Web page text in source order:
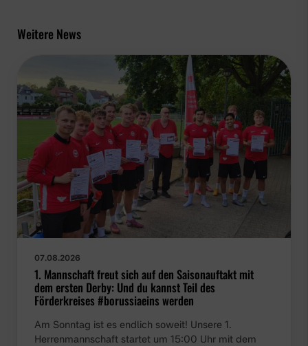
Weitere News
07.08.2026
1. Mannschaft freut sich auf den Saisonauftakt mit
dem ersten Derby: Und du kannst Teil des
Förderkreises #borussiaeins werden
Am Sonntag ist es endlich soweit! Unsere 1.
Herrenmannschaft startet um 15:00 Uhr mit dem